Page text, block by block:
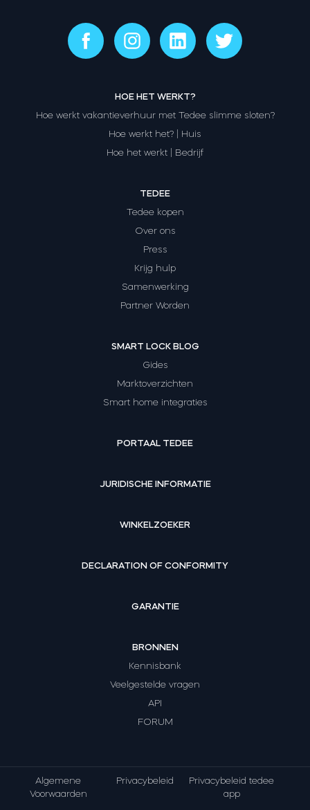
HOE HET WERKT?
Hoe werkt vakantieverhuur met Tedee slimme sloten?
Hoe werkt het? | Huis
Hoe het werkt | Bedrijf
TEDEE
Tedee kopen
Over ons
Press
Krijg hulp
Samenwerking
Partner Worden
SMART LOCK BLOG
Gides
Marktoverzichten
Smart home integraties
PORTAAL TEDEE
JURIDISCHE INFORMATIE
WINKELZOEKER
DECLARATION OF CONFORMITY
GARANTIE
BRONNEN
Kennisbank
Veelgestelde vragen
API
FORUM
Algemene
Voorwaarden
Privacybeleid
Privacybeleid tedee
app